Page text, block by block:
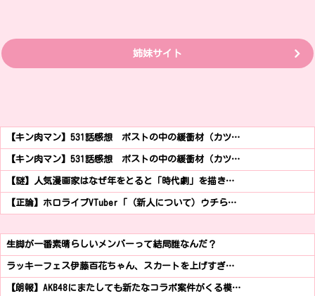
姉妹サイト
【キン肉マン】531話感想 ポストの中の緩衝材（カツ…
【キン肉マン】531話感想 ポストの中の緩衝材（カツ…
【謎】人気漫画家はなぜ年をとると「時代劇」を描き…
【正論】ホロライブVTuber「（新人について）ウチら…
生脚が一番素晴らしいメンバーって結局誰なんだ？
ラッキーフェス伊藤百花ちゃん、スカートを上げすぎ…
【朗報】AKB48にまたしても新たなコラボ案件がくる模…